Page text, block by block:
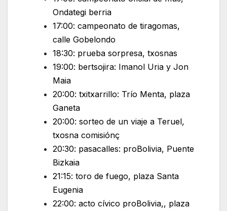
Ondategi berria
17:00: campeonato de tiragomas,
calle Gobelondo
18:30: prueba sorpresa, txosnas
19:00: bertsojira: Imanol Uria y Jon
Maia
20:00: txitxarrillo: Trío Menta, plaza
Ganeta
20:00: sorteo de un viaje a Teruel,
txosna comisiónç
20:30: pasacalles: proBolivia, Puente
Bizkaia
21:15: toro de fuego, plaza Santa
Eugenia
22:00: acto cívico proBolivia,, plaza